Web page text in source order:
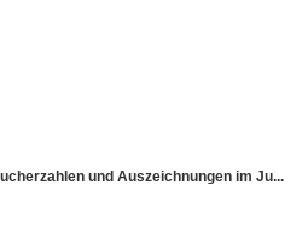
und Auszeichnungen im Ju...